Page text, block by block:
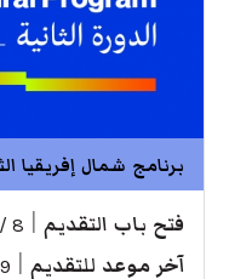
برنامج شمال إفريقيا
فتح باب التقديم 8 / 1 / 2024
آخر موعد للتقديم